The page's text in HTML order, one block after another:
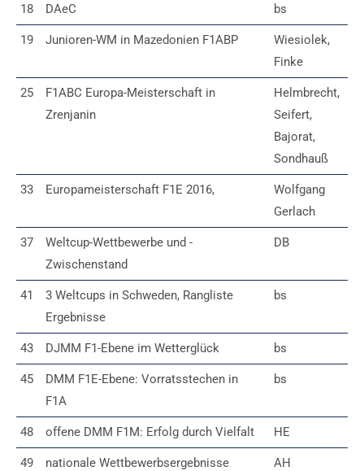
18 DAeC bs
19 Junioren-WM in Mazedonien F1ABP
Wiesiolek,
Finke
25
F1ABC Europa-Meisterschaft in
Zrenjanin
Helmbrecht,
Seifert,
Bajorat,
Sondhauß
33 Europameisterschaft F1E 2016,
Wolfgang
Gerlach
37
Weltcup-Wettbewerbe und -
Zwischenstand
DB
41
3 Weltcups in Schweden, Rangliste
Ergebnisse
bs
43 DJMM F1-Ebene im Wetterglück bs
45
DMM F1E-Ebene: Vorratsstechen in
F1A
bs
48 offene DMM F1M: Erfolg durch Vielfalt HE
49 nationale Wettbewerbsergebnisse AH